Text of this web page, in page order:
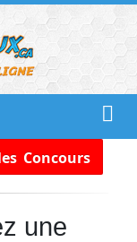
Concours
une